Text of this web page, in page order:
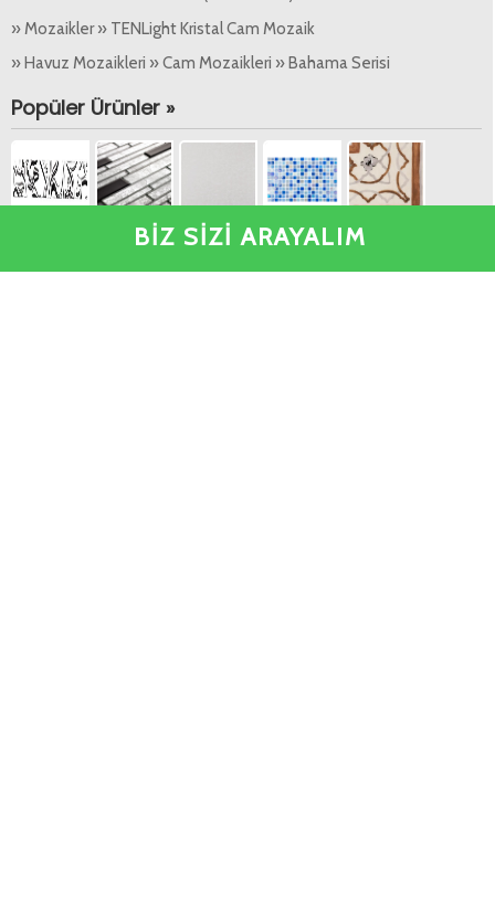
BİZ SİZİ ARAYALIM
» Mozaikler » TENLight Kristal Cam Mozaik
» Havuz Mozaikleri » Cam Mozaikleri » Bahama Serisi
Popüler Ürünler »